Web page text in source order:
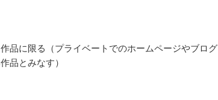
品に限る（プライベートでのホームページやブログ
品とみなす）